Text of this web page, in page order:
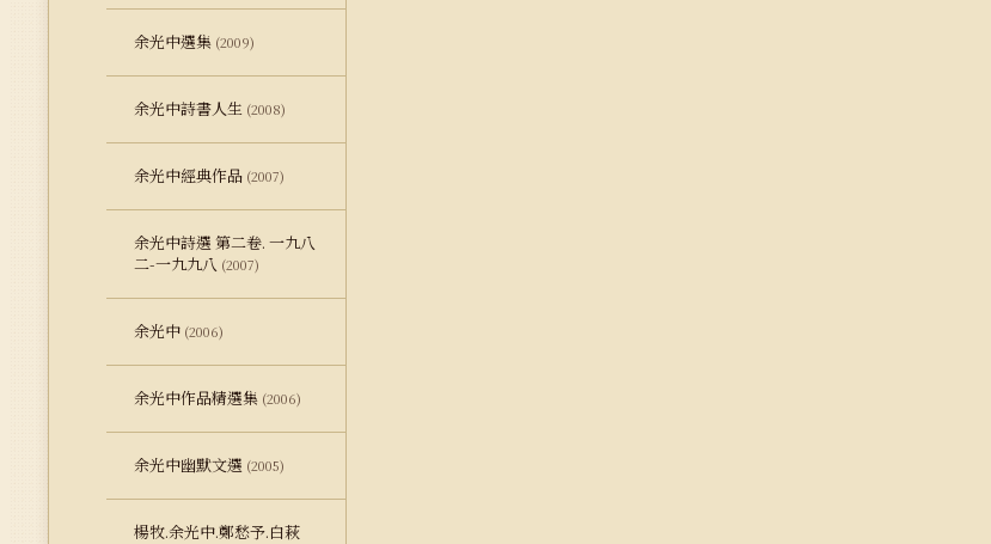
余光中選集 (2009)
余光中詩書人生 (2008)
余光中經典作品 (2007)
余光中詩選 第二卷. 一九八
二-一九九八 (2007)
余光中 (2006)
余光中作品精選集 (2006)
余光中幽默文選 (2005)
楊牧.余光中.鄭愁予.白萩